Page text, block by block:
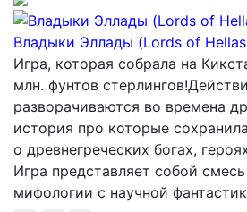
Владыки Эллады (Lords of
Игра, которая собрала на
млн. фунтов
разворачиваются во времена
история про которые
о древнегреческих богах,
Игра представляет собой
мифологии с научной